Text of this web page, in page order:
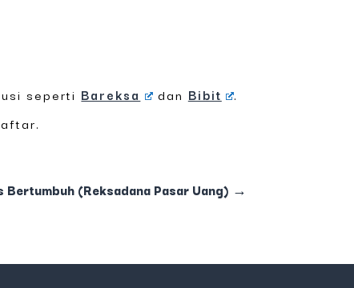
seperti Bareksa dan Bibit
.
Bertumbuh (Reksadana Pasar Uang) →